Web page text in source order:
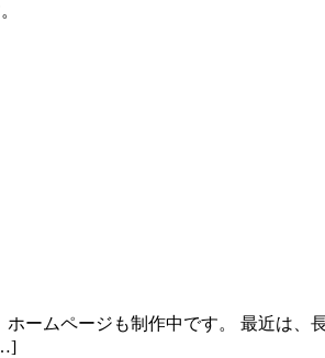
ームページも制作中です。 最近は